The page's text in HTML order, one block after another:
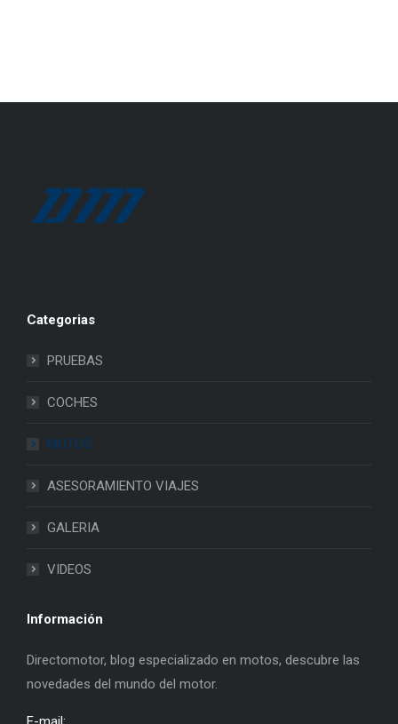
Categorias
PRUEBAS
COCHES
MOTOS
ASESORAMIENTO VIAJES
GALERIA
VIDEOS
Información
Directomotor, blog especializado en motos, descubre las
novedades del mundo del motor.